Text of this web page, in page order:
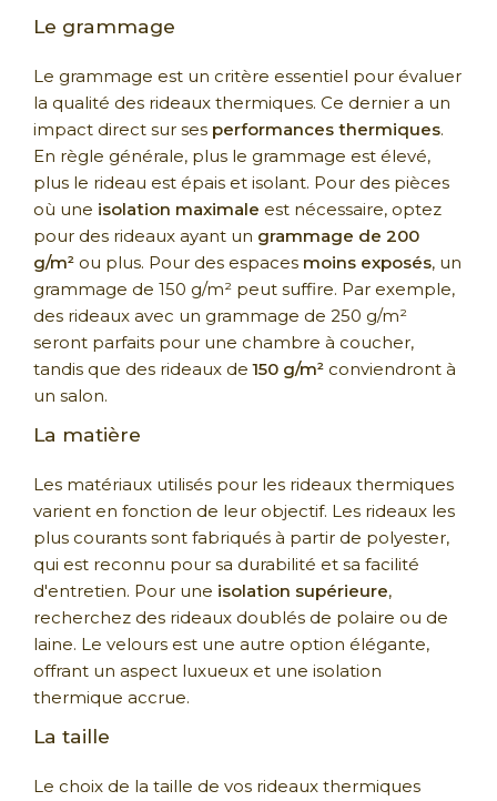
Le grammage
Le grammage est un critère essentiel pour évaluer
la qualité des rideaux thermiques. Ce dernier a un
impact direct sur ses performances thermiques.
En règle générale, plus le grammage est élevé,
plus le rideau est épais et isolant. Pour des pièces
où une isolation maximale est nécessaire, optez
pour des rideaux ayant un grammage de 200
g/m² ou plus. Pour des espaces moins exposés, un
grammage de 150 g/m² peut suffire. Par exemple,
des rideaux avec un grammage de 250 g/m²
seront parfaits pour une chambre à coucher,
tandis que des rideaux de150 g/m² conviendront à
un salon.
La matière
Les matériaux utilisés pour les rideaux thermiques
varient en fonction de leur objectif. Les rideaux les
plus courants sont fabriqués à partir de polyester,
qui est reconnu pour sa durabilité et sa facilité
d'entretien. Pour une isolation supérieure,
recherchez des rideaux doublés de polaire ou de
laine. Le velours est une autre option élégante,
offrant un aspect luxueux et une isolation
thermique accrue.
La taille
Le choix de la taille de vos rideaux thermiques